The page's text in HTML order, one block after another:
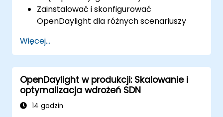
Zainstalować i skonfigurować
OpenDaylight dla różnych scenariuszy
Tworzyć i wdrażać przepływy sieciowe
przy użyciu kontrolerów OpenDaylight.
Integrować OpenDaylight z urządzeniami
obsługującymi SDN i istniejącymi sieciami.
Rozwiązywać problemy i optymalizować
wdrożenia OpenDaylight dla
Więcej...
OpenDaylight w produkcji: Skalowanie i
optymalizacja wdrożeń SDN
14 godzin